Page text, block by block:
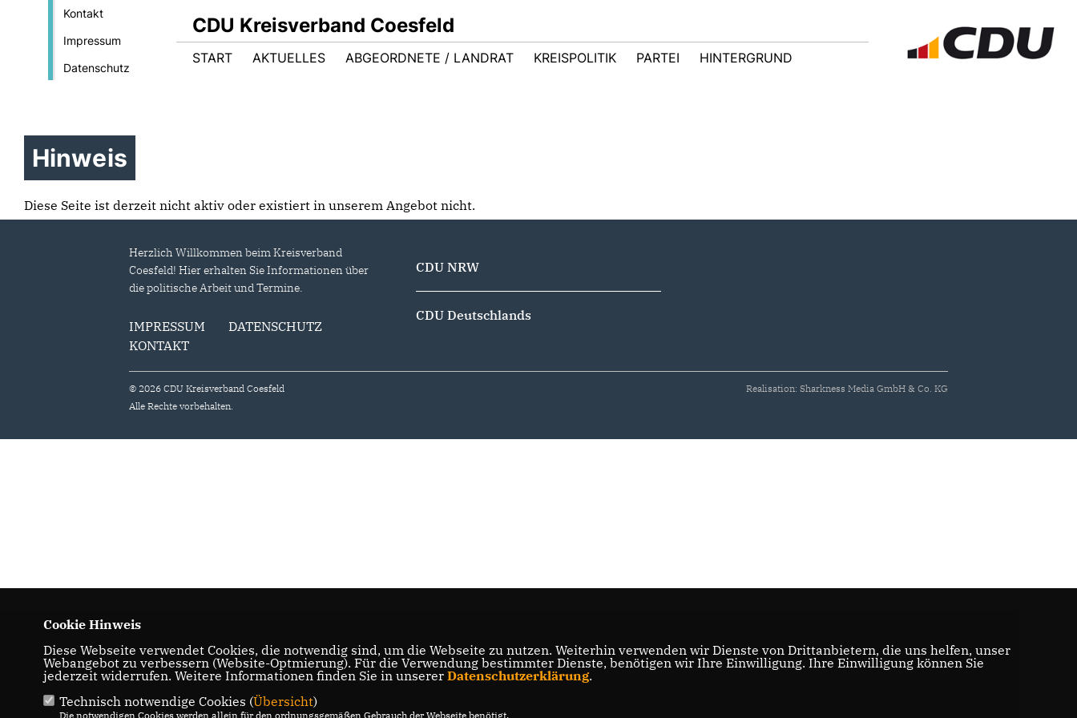
Kontakt
Impressum
Datenschutz
CDU Kreisverband Coesfeld
START AKTUELLES ABGEORDNETE / LANDRAT KREISPOLITIK PARTEI HINTERGRUND
Hinweis
Diese Seite ist derzeit nicht aktiv oder existiert in unserem Angebot nicht.
Herzlich Willkommen beim Kreisverband
Coesfeld! Hier erhalten Sie Informationen über
die politische Arbeit und Termine.
IMPRESSUM
DATENSCHUTZ
KONTAKT
CDU NRW
CDU Deutschlands
© 2026 CDU Kreisverband Coesfeld
Alle Rechte vorbehalten.
Realisation: Sharkness Media GmbH & Co. KG
Cookie Hinweis
Diese Webseite verwendet Cookies, die notwendig sind, um die Webseite zu nutzen. Weiterhin verwenden wir Dienste von Drittanbietern, die uns helfen, unser
Webangebot zu verbessern (Website-Optmierung). Für die Verwendung bestimmter Dienste, benötigen wir Ihre Einwilligung. Ihre Einwilligung können Sie
jederzeit widerrufen. Weitere Informationen finden Sie in unserer Datenschutzerklärung.
Technisch notwendige Cookies (Übersicht)
Die notwendigen Cookies werden allein für den ordnungsgemäßen Gebrauch der Webseite benötigt.